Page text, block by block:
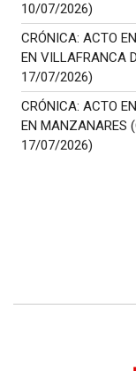
10/07/2026)
CRÓNICA: ACTO
EN VILLAFRANCA
17/07/2026)
CRÓNICA: ACTO
EN MANZANARES
17/07/2026)